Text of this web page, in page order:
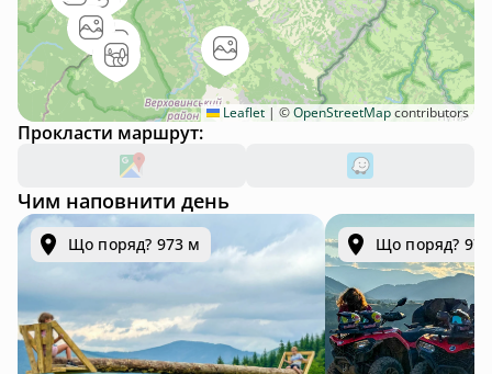
Leaflet | ©OpenStreetMapcontributors
Прокласти маршрут:
Чим наповнити день
Що поряд? 973 м Що поряд?